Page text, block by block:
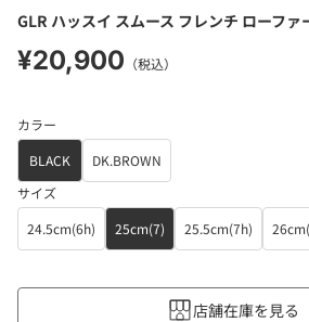
GLR ハッスイ スムース フレンチ ローファ
¥20,900 （税込）
カラー
BLACK
DK.BROWN
サイズ
24.5cm(6h)
25cm(7) 25.5cm(7h)
店舗在庫を見る